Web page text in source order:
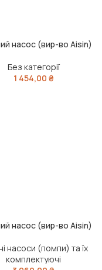
насос (вир-во Aisin)
Без категорії
1 454,00 ₴
насос (вир-во Aisin)
насоси (помпи) та їх
комплектуючі